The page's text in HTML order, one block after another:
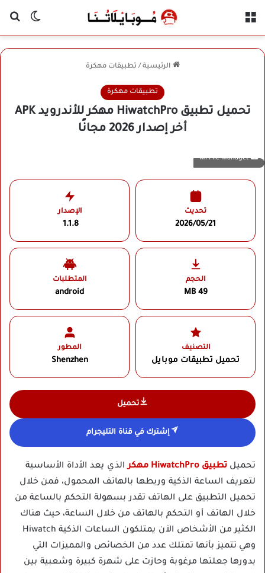
الوضع
الرئيسية / تطبيقات مهكرة
تطبيقات مهكرة
تحميل تطبيق HiwatchPro مهكر للأندرويد APK
أخر إصدار 2026 مجانًا
Mi File Managet
تحديث
2026/05/21
الإصدار
1.1.8
الحجم
49 MB
المتطلبات
android
التصنيف
تحميل تطبيقات موبايل
المطور
Shenzhen‏
تحميل
إشترك في قناة التليجرام
تحميل تطبيق HiwatchPro مهكر
الذي يعد الأداة الأساسية
لتعريف الساعة الذكية وربطها بالهاتف المحمول، فمن خلال
تحميل التطبيق على الهاتف تقدر بسهولة التحكم بالساعة من
خلال الهاتف أو التحكم بالهاتف من خلال الساعة، حيث هناك
الكثير من الأشخاص الآن يمتلكون الساعات الذكية Hiwatch
وهي تتميز بأنها تمتلك عدد من الخصائص والمميزات التي
بدورها جعلتها مرغوبة وحازت على شهرة كبيرة وشعبية بين